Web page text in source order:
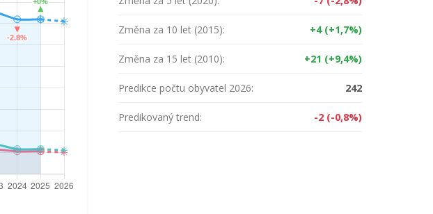
Změna za 10 let (2015): +4 (+1,7%)
Změna za 15 let (2010): +21 (+9,4%)
Predikce počtu obyvatel 2026: 242
Predikovaný trend: -2 (-0,8%)